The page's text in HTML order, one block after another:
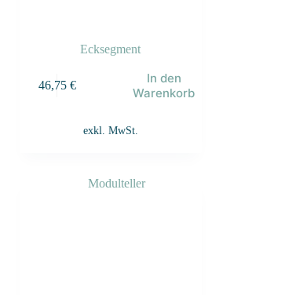
Ecksegment
46,75 €
In den
Warenkorb
exkl. MwSt.